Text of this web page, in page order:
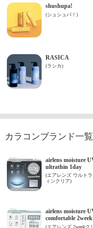
カラコンブランド一覧